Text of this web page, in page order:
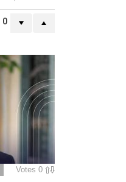
0
0
Votes